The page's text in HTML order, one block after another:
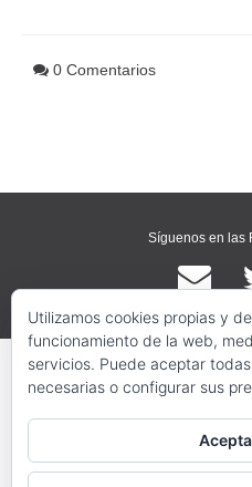
0 Comentarios
Síguenos en las
Utilizamos cookies propias y
funcionamiento de la web,
servicios. Puede aceptar
necesarias o configurar sus